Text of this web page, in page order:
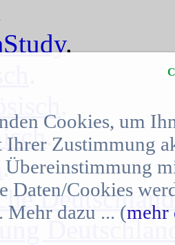
.
.
.
Deutschland
Cookies, um
Zustimmung
Übereinstimmung
Daten/Cookies
Mehr dazu ... (mehr